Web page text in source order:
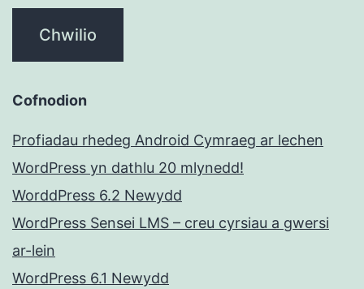
Cofnodion
Profiadau rhedeg Android Cymraeg ar lechen
WordPress yn dathlu 20 mlynedd!
WorddPress 6.2 Newydd
WordPress Sensei LMS – creu cyrsiau a gwersi
ar-lein
WordPress 6.1 Newydd